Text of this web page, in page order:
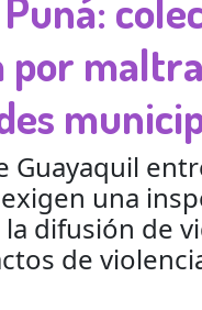
Puná:
por
Guayaquil
una
difusión de
de